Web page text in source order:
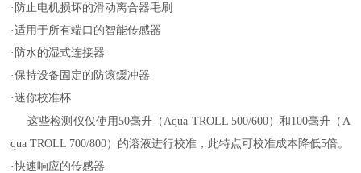
·防止电机损坏的滑动离合器毛刷
·适用于所有端口的智能传感器
·防水的湿式连接器
·保持设备固定的防滚缓冲器
·迷你校准杯
这些检测仪仅使用50毫升（Aqua TROLL 500/600）和100毫升（A
qua TROLL 700/800）的溶液进行校准，此特点可校准成本降低5倍。
·快速响应的传感器